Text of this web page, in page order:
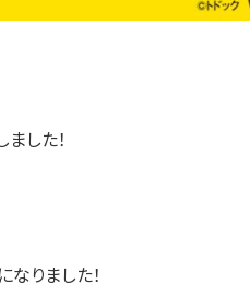
した！
なりました！